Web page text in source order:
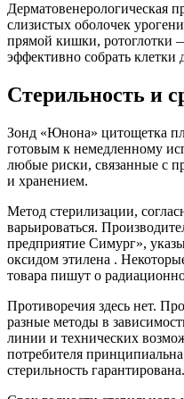
Дерматовенерологическая
слизистых оболочек
прямой кишки, ротоглотки
эффективно собрать клетки
Стерильность и
Зонд «Юнона» цитощетка
готовым к немедленному
любые риски, связанные с
и хранением.
Метод стерилизации,
варьироваться.
предприятие Симург»,
оксидом этилена .
товара пишут о
Противоречия здесь нет.
разные методы в
линии и технических
потребителя принципиальна
стерильность гарантирована.